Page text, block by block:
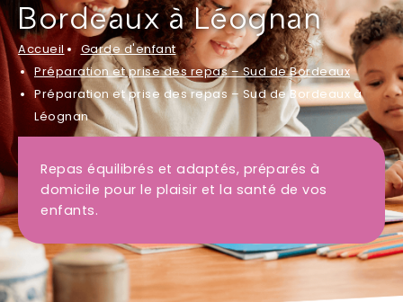
Bordeaux à Léognan
Accueil
Garde d'enfant
Préparation et prise des repas – Sud de Bordeaux
Préparation et prise des repas – Sud de Bordeaux à
Léognan
Repas équilibrés et adaptés, préparés à
domicile pour le plaisir et la santé de vos
enfants.
E-mail*
Ville*